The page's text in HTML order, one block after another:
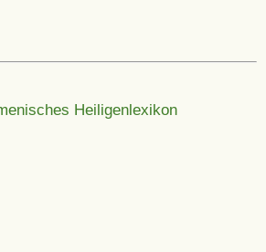
Heiligenlexikon